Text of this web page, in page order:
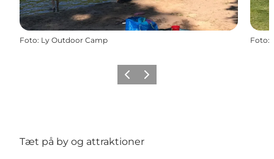
Foto: Ly Outdoor Camp Foto:
ForrigeNæste
Tæt på by og attraktioner